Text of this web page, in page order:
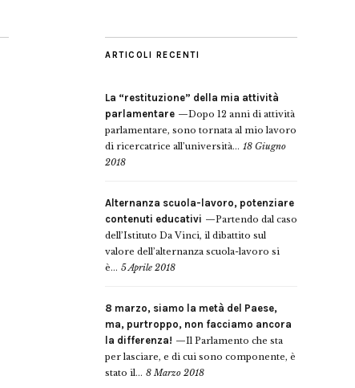
ARTICOLI RECENTI
La “restituzione” della mia attività
parlamentare
Dopo 12 anni di attività
parlamentare, sono tornata al mio lavoro
di ricercatrice all’università... 18 Giugno
2018
Alternanza scuola-lavoro, potenziare
contenuti educativi
Partendo dal caso
dell’Istituto Da Vinci, il dibattito sul
valore dell’alternanza scuola-lavoro si
è... 5 Aprile 2018
8 marzo, siamo la metà del Paese,
ma, purtroppo, non facciamo ancora
la differenza!
Il Parlamento che sta
per lasciare, e di cui sono componente, è
stato il... 8 Marzo 2018